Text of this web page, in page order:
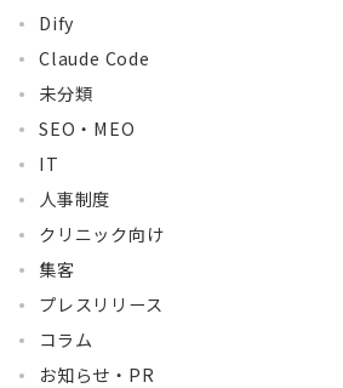
Dify
Claude Code
未分類
SEO・MEO
IT
人事制度
クリニック向け
集客
プレスリリース
コラム
お知らせ・PR